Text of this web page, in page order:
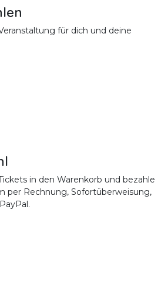
für dich und deine
in den Warenkorb und bezahle
per Rechnung, Sofortüberweisung,